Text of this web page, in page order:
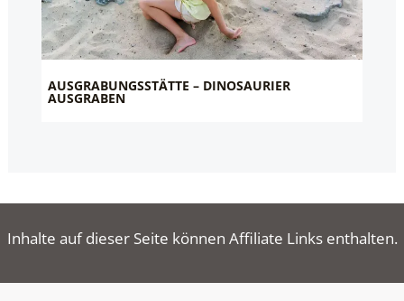
AUSGRABUNGSSTÄTTE – DINOSAURIER
AUSGRABEN
Inhalte auf dieser Seite können Affiliate Links enthalten.